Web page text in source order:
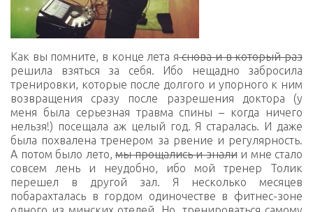
Как вы помните, в конце лета яснова и в который раз
решила взяться за себя. Ибо нещадно забросила
тренировки, которые после долгого и упорного к ним
возвращения сразу после разрешения доктора (у
меня была серьезная травма спины – когда ничего
нельзя!) посещала аж целый год. Я старалась. И даже
была похвалена тренером за рвение и регулярность.
А потом было лето, мы прощались и зналии мне стало
совсем лень и неудобно, ибо мой тренер Толик
перешел в другой зал. Я несколько месяцев
побарахталась в гордом одиночестве в фитнес-зоне